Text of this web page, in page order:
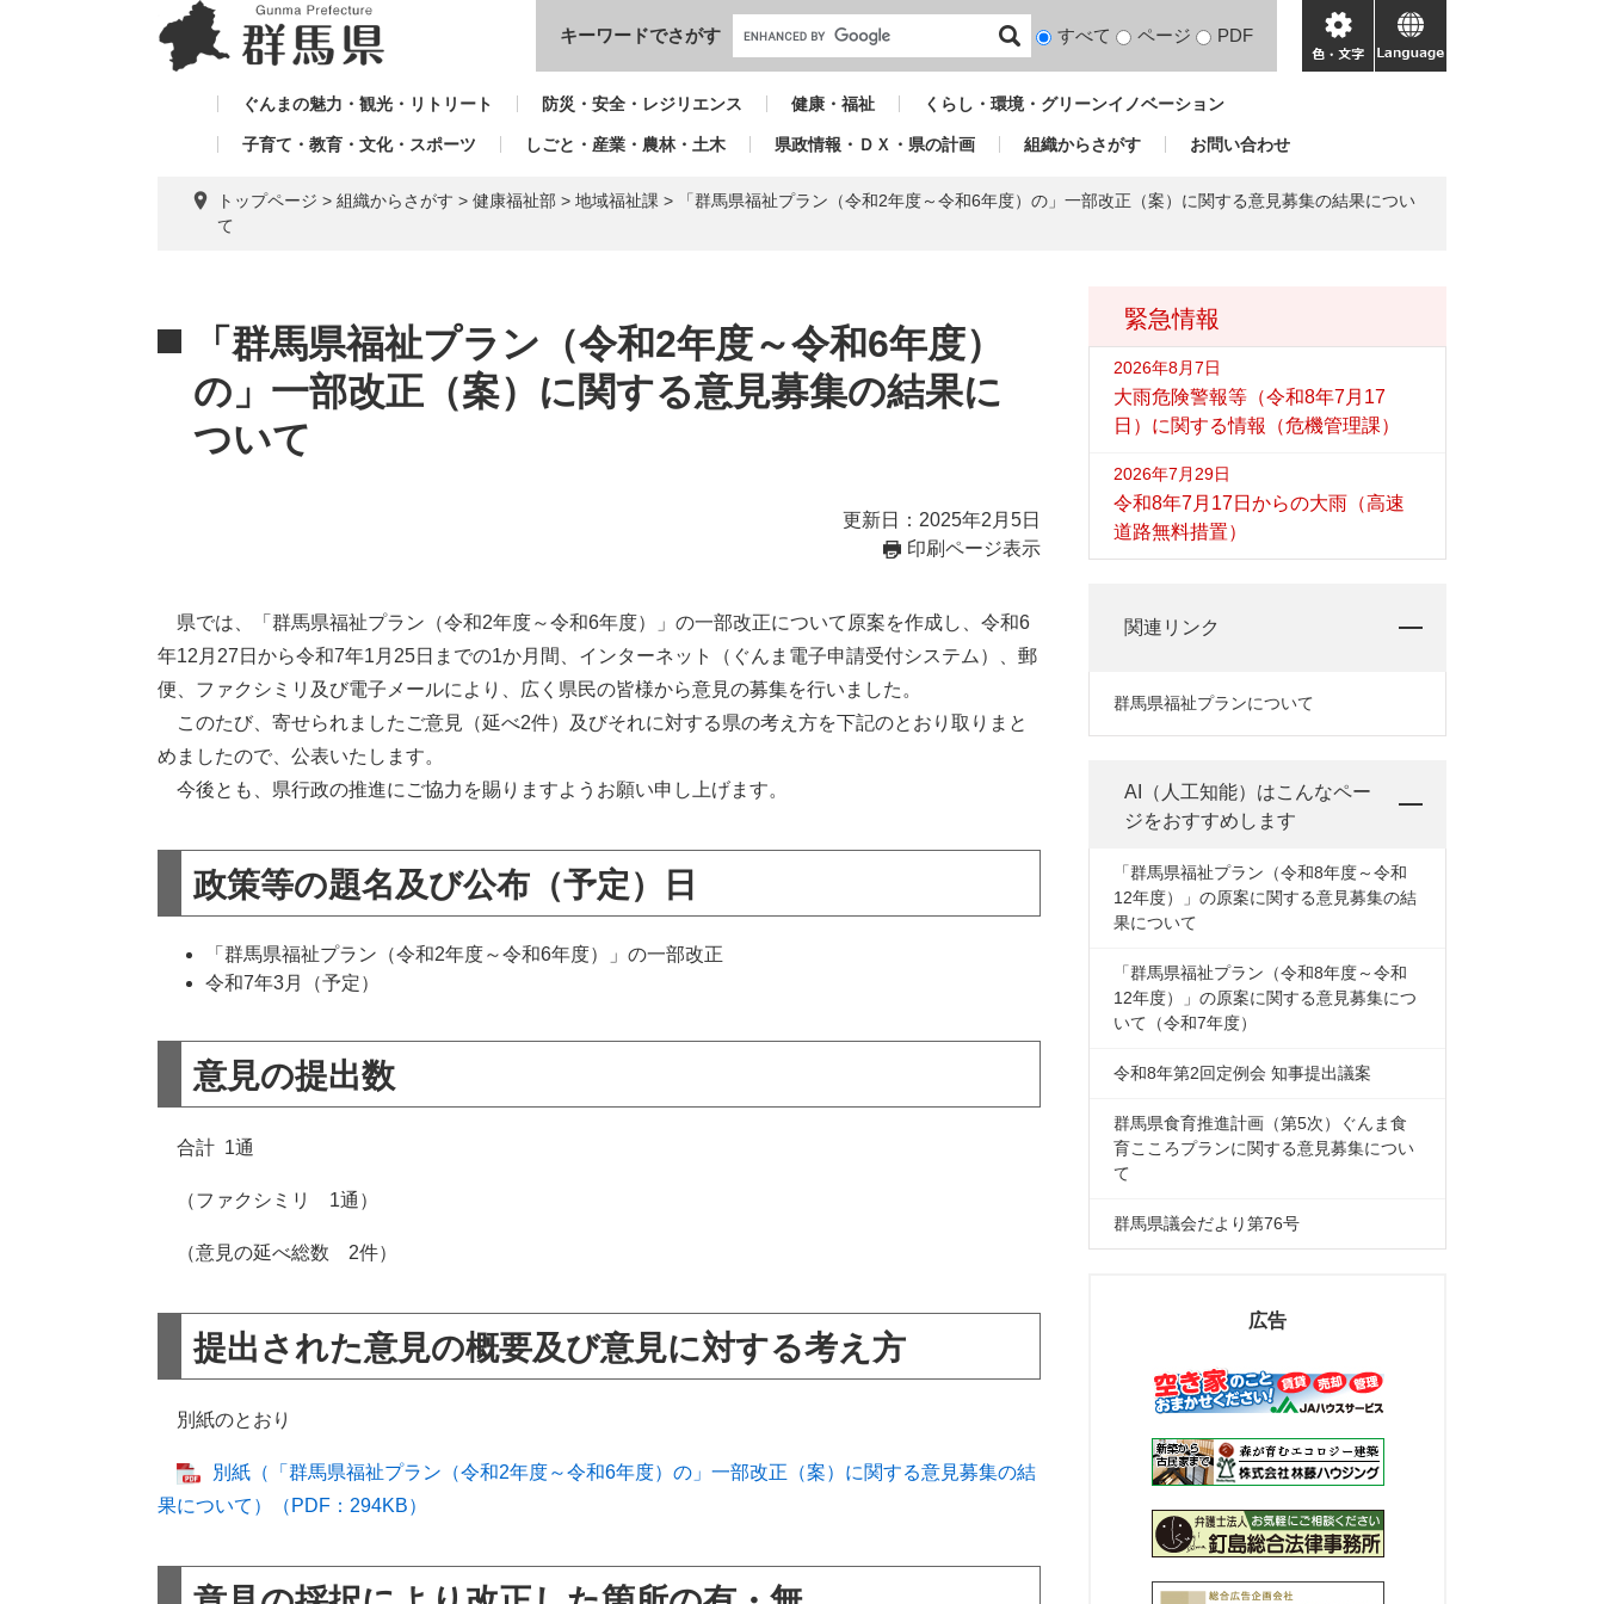
本文へ
キーワードでさがす
検
対
すべて ページ PDF
色・
文
language
ぐんまの魅力・観光・リトリート 防災・安全・レジリエンス 健康・福祉 くらし・環境・グリーンイノベーション
子育て・教育・文化・スポーツ しごと・産業・農林・土木 県政情報・ＤＸ・県の計画 組織からさがす お問い合わせ
トップページ > 組織からさがす > 健康福祉部 > 地域福祉課 >
「群馬県福祉プラン（令和2年度～令和6年度）の」一部改正（案）に関する意見募集の結果につい
て
文
「群馬県福祉プラン（令和2年度～令和6年度）
の」一部改正（案）に関する意見募集の結果に
ついて
更新日：2025年2月5日
印刷ページ表示
県では、「群馬県福祉プラン（令和2年度～令和6年度）」の一部改正について原案を作成し、令和6
年12月27日から令和7年1月25日までの1か月間、インターネット（ぐんま電子申請受付システム）、郵
便、ファクシミリ及び電子メールにより、広く県民の皆様から意見の募集を行いました。
このたび、寄せられましたご意見（延べ2件）及びそれに対する県の考え方を下記のとおり取りまと
めましたので、公表いたします。
今後とも、県行政の推進にご協力を賜りますようお願い申し上げます。
政策等の題名及び公布（予定）日
「群馬県福祉プラン（令和2年度～令和6年度）」の一部改正
令和7年3月（予定）
意見の提出数
合計 1通
（ファクシミリ 1通）
（意見の延べ総数 2件）
提出された意見の概要及び意見に対する考え方
別紙のとおり
別紙（「群馬県福祉プラン（令和2年度～令和6年度）の」一部改正（案）に関する意見募集の結
果について）（PDF：294KB）
緊急情報
2026年8月7日
大雨危険警報等（令和8年7月17
日）に関する情報（危機管理課）
2026年7月29日
令和8年7月17日からの大雨（高速
道路無料措置）
関連リンク
群馬県福祉プランについて
AI（人工知能）はこんなペー
ジをおすすめします
「群馬県福祉プラン（令和8年度～令和
12年度）」の原案に関する意見募集の結
果について
「群馬県福祉プラン（令和8年度～令和
12年度）」の原案に関する意見募集につ
いて（令和7年度）
令和8年第2回定例会 知事提出議案
群馬県食育推進計画（第5次）ぐんま食
育こころプランに関する意見募集につい
て
群馬県議会だより第76号
広告